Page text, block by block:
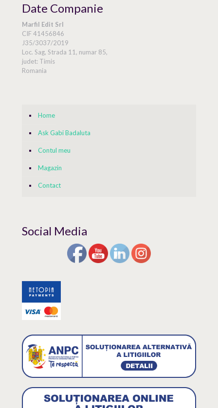
Date Companie
Marfil Edit Srl
CIF 41456846
J35/3037/2019
Loc. Sag, Strada 11, numar 85,
judet: Timis
Romania
Home
Ask Gabi Badaluta
Contul meu
Magazin
Contact
Social Media